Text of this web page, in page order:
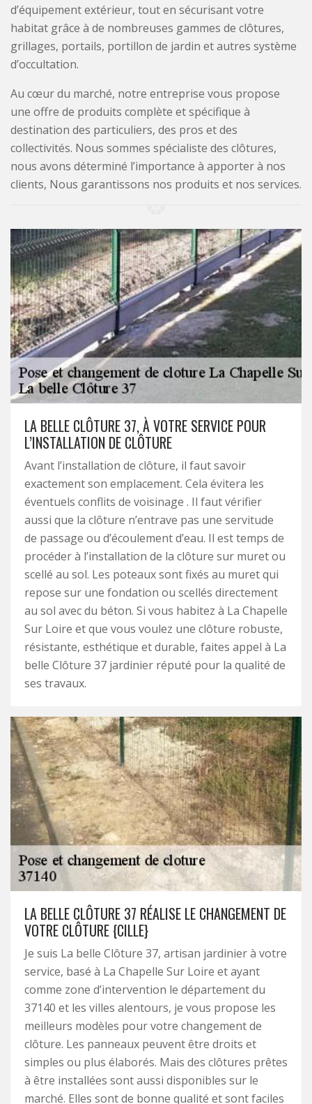
d’équipement extérieur, tout en sécurisant votre
habitat grâce à de nombreuses gammes de clôtures,
grillages, portails, portillon de jardin et autres système
d’occultation.
Au cœur du marché, notre entreprise vous propose
une offre de produits complète et spécifique à
destination des particuliers, des pros et des
collectivités. Nous sommes spécialiste des clôtures,
nous avons déterminé l’importance à apporter à nos
clients, Nous garantissons nos produits et nos services.
LA BELLE CLÔTURE 37, À VOTRE SERVICE POUR
L’INSTALLATION DE CLÔTURE
Avant l’installation de clôture, il faut savoir
exactement son emplacement. Cela évitera les
éventuels conflits de voisinage . Il faut vérifier
aussi que la clôture n’entrave pas une servitude
de passage ou d’écoulement d’eau. Il est temps de
procéder à l’installation de la clôture sur muret ou
scellé au sol. Les poteaux sont fixés au muret qui
repose sur une fondation ou scellés directement
au sol avec du béton. Si vous habitez à La Chapelle
Sur Loire et que vous voulez une clôture robuste,
résistante, esthétique et durable, faites appel à La
belle Clôture 37 jardinier réputé pour la qualité de
ses travaux.
LA BELLE CLÔTURE 37 RÉALISE LE CHANGEMENT DE
VOTRE CLÔTURE {CILLE}
Je suis La belle Clôture 37, artisan jardinier à votre
service, basé à La Chapelle Sur Loire et ayant
comme zone d’intervention le département du
37140 et les villes alentours, je vous propose les
meilleurs modèles pour votre changement de
clôture. Les panneaux peuvent être droits et
simples ou plus élaborés. Mais des clôtures prêtes
à être installées sont aussi disponibles sur le
marché. Elles sont de bonne qualité et sont faciles